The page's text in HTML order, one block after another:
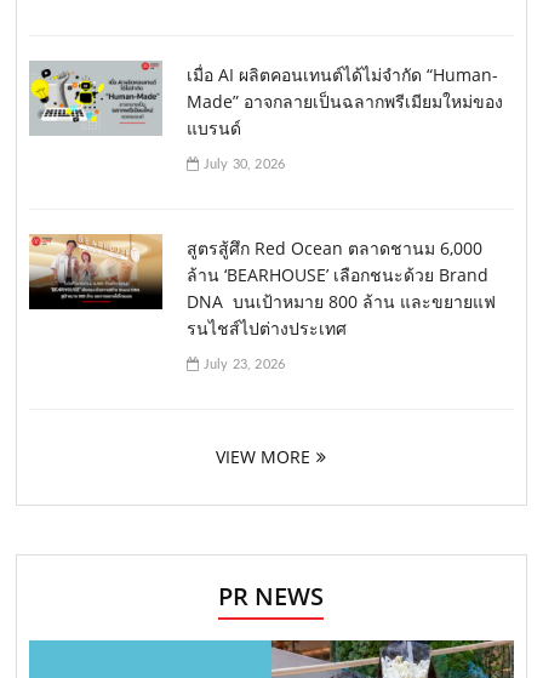
เมื่อ AI ผลิตคอนเทนต์ได้ไม่จำกัด “Human-
Made” อาจกลายเป็นฉลากพรีเมียมใหม่ของ
แบรนด์
July 30, 2026
สูตรสู้ศึก Red Ocean ตลาดชานม 6,000
ล้าน ‘BEARHOUSE’ เลือกชนะด้วย Brand
DNA บนเป้าหมาย 800 ล้าน และขยายแฟ
รนไชส์ไปต่างประเทศ
July 23, 2026
VIEW MORE
PR NEWS